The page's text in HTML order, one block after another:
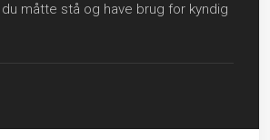
måtte stå og have brug for kyndig